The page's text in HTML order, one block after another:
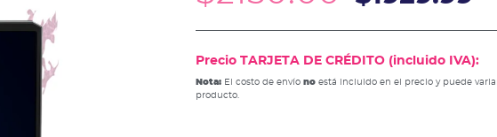
Precio TARJETA DE CRÉDITO (incluido IVA):
Nota:El costo de envío noestá incluido en el precio y puede
producto.